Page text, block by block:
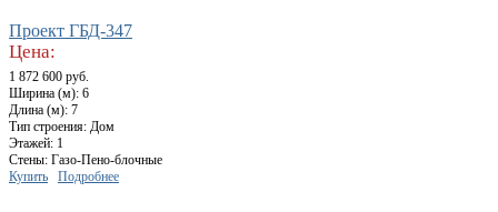
Проект ГБД-347
Цена:
1 872 600 руб.
Ширина (м): 6
Длина (м): 7
Тип строения: Дом
Этажей: 1
Стены: Газо-Пено-блочные
Купить
Подробнее